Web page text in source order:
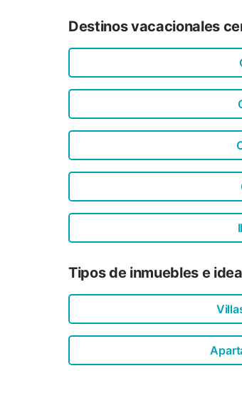
Destinos vacacionales
Tipos de inmuebles e